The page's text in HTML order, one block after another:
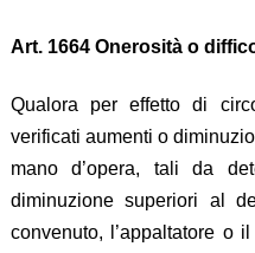
Art. 1664 Onerosità o
Qualora per effetto di
verificati aumenti o
mano d’opera, tali da
diminuzione superiori al
convenuto, l’appaltatore o